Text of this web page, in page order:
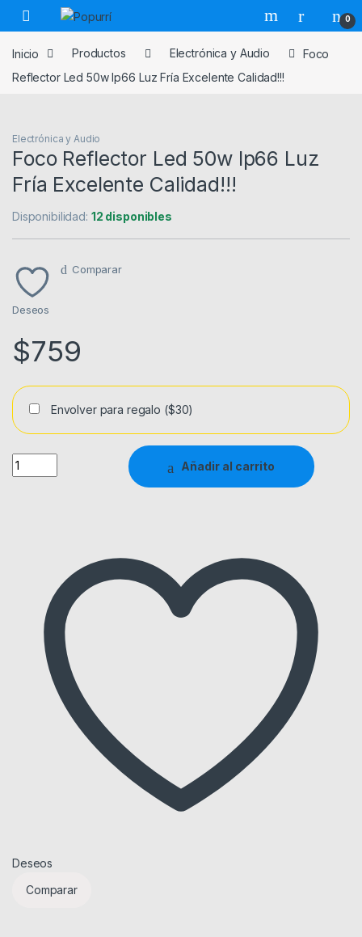
Skip to navigation
Skip to content
0
Inicio Productos Electrónica y Audio
Foco
Reflector Led 50w Ip66 Luz Fría Excelente Calidad!!!
Electrónica y Audio
Foco Reflector Led 50w Ip66 Luz
Fría Excelente Calidad!!!
Disponibilidad: 12 disponibles
Deseos
Comparar
$759
Envolver para regalo ($30)
Quantity
Añadir al carrito
Deseos
Comparar